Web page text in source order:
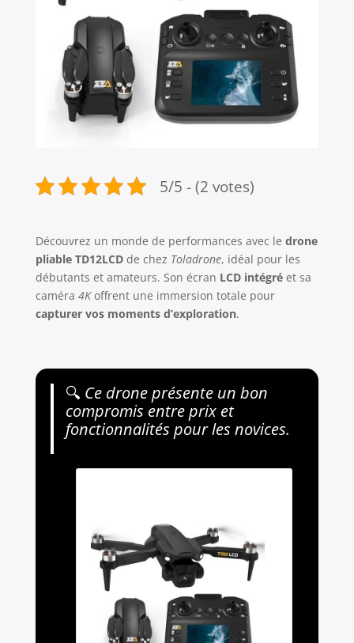
5/5 - (2 votes)
Découvrez un monde de performances avec le drone
pliable TD12LCDde chez Toladrone, idéal pour les
débutants et amateurs. Son écran LCD intégréet sa
caméra 4Koffrent une immersion totale pour
capturer vos moments d’exploration.
🔍 Ce drone présente un bon
compromis entre prix et
fonctionnalités pour les novices.